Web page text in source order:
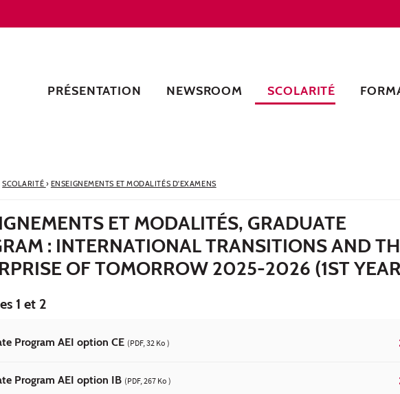
PRÉSENTATION NEWSROOM SCOLARITÉ
SCOLARITÉ › ENSEIGNEMENTS ET MODALITÉS D'EXAMENS
ET MODALITÉS, GRADUATE
: INTERNATIONAL TRANSITIONS AND
OF TOMORROW 2025-2026 (1ST
1 et 2
Program AEI option CE (PDF, 32 Ko )
Program AEI option IB (PDF, 267 Ko )